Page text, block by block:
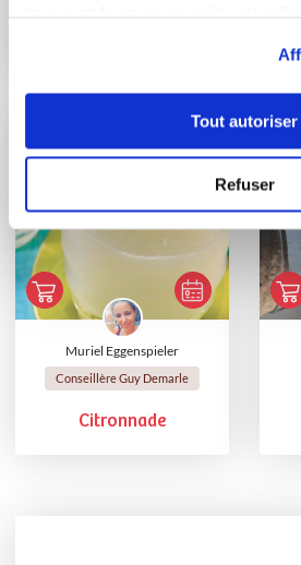
Tout autoriser
Refuser
Muriel Eggenspieler
Conseillère Guy Demarle
Citronnade